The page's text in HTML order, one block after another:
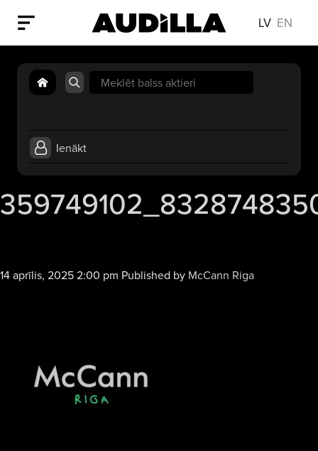
LV EN
Search
for:
Ienākt
14 aprīlis, 2025 2:00 pm Published by McCann Riga